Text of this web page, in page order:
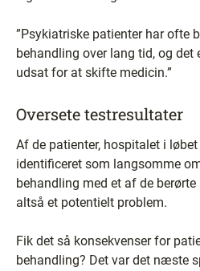
”Psykiatriske patienter har ofte
behandling over lang tid, og det
udsat for at skifte medicin.”
Oversete testresultater
Af de patienter, hospitalet i
identificeret som langsomme
behandling med et af de
altså et potentielt problem.
Fik det så konsekvenser for
behandling? Det var det næste